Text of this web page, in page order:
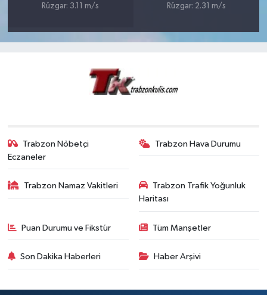
Rüzgar: 3.11 m/s
Rüzgar: 2.31 m/s
Trabzon Nöbetçi
Eczaneler
Trabzon Hava Durumu
Trabzon Namaz Vakitleri
Trabzon Trafik Yoğunluk
Haritası
Puan Durumu ve Fikstür Tüm Manşetler
Son Dakika Haberleri Haber Arşivi